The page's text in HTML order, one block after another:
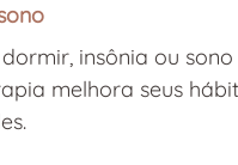
insônia ou
melhora seus